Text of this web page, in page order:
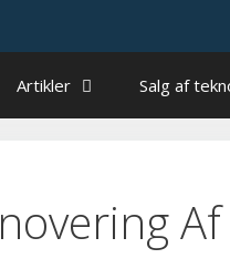
Artikler Salg af